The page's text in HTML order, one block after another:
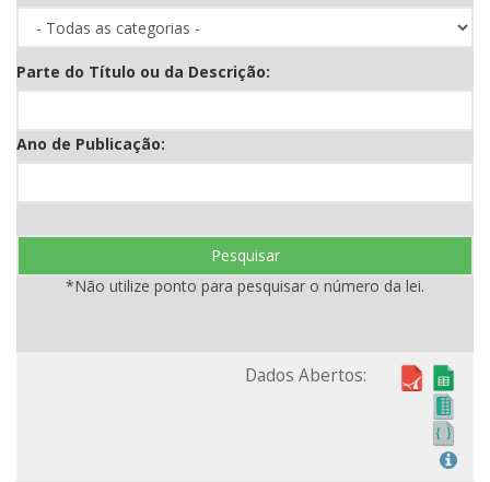
Parte do Título ou da Descrição:
Ano de Publicação:
Pesquisar
*Não utilize ponto para pesquisar o número da lei.
Dados Abertos: